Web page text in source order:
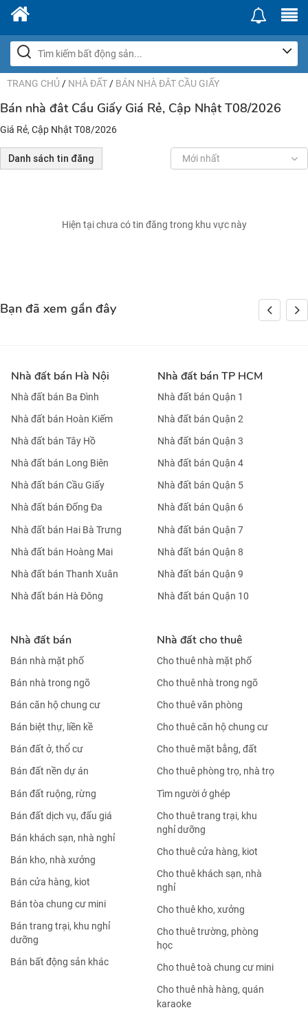
TRANG CHỦ / NHÀ ĐẤT / BÁN NHÀ ĐÂT CẦU GIẤY
Bán nhà đât Cầu Giấy Giá Rẻ, Cập Nhật T08/2026
Giá Rẻ, Cập Nhật T08/2026
Danh sách tin đăng Mới nhất
Hiện tại chưa có tin đăng trong khu vực này
Bạn đã xem gần đây
Nhà đất bán Hà Nội
Nhà đất bán Ba Đình
Nhà đất bán Hoàn Kiếm
Nhà đất bán Tây Hồ
Nhà đất bán Long Biên
Nhà đất bán Cầu Giấy
Nhà đất bán Đống Đa
Nhà đất bán Hai Bà Trưng
Nhà đất bán Hoàng Mai
Nhà đất bán Thanh Xuân
Nhà đất bán Hà Đông
Nhà đất bán TP HCM
Nhà đất bán Quận 1
Nhà đất bán Quận 2
Nhà đất bán Quận 3
Nhà đất bán Quận 4
Nhà đất bán Quận 5
Nhà đất bán Quận 6
Nhà đất bán Quận 7
Nhà đất bán Quận 8
Nhà đất bán Quận 9
Nhà đất bán Quận 10
Nhà đất bán
Bán nhà mặt phố
Bán nhà trong ngõ
Bán căn hộ chung cư
Bán biệt thự, liền kề
Bán đất ở, thổ cư
Bán đất nền dự án
Bán đất ruộng, rừng
Bán đất dịch vụ, đấu giá
Bán khách sạn, nhà nghỉ
Bán kho, nhà xưởng
Bán cửa hàng, kiot
Bán tòa chung cư mini
Bán trang trại, khu nghỉ
dưỡng
Bán bất động sản khác
Nhà đất cho thuê
Cho thuê nhà mặt phố
Cho thuê nhà trong ngõ
Cho thuê văn phòng
Cho thuê căn hộ chung cư
Cho thuê mặt bằng, đất
Cho thuê phòng trọ, nhà trọ
Tìm người ở ghép
Cho thuê trang trại, khu
nghỉ dưỡng
Cho thuê cửa hàng, kiot
Cho thuê khách sạn, nhà
nghỉ
Cho thuê kho, xưởng
Cho thuê trường, phòng
học
Cho thuê toà chung cư mini
Cho thuê nhà hàng, quán
karaoke